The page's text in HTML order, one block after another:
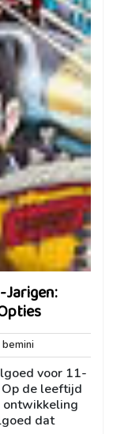
Jarigen:
voor 11-
de leeftijd
ontwikkeling
dat